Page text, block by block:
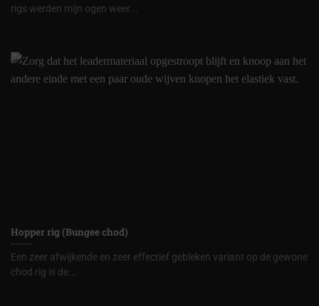
rigs werden mijn ogen weer...
Hopper rig (Bungee chod)
Een zeer afwijkende en zeer effectief gebleken variant op de gewone
chod rig is de...